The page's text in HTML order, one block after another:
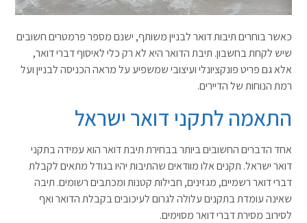
כאשר בוחרים תיבות דואר לבניין משותף, ישנם מספר פרמטרים חשובים
שיש לקחת בחשבון. תיבת הדואר היא לא רק כלי לאיסוף דברי דואר,
אלא גם פריט פונקציונלי ועיצובי שמשפיע על מראה הכניסה לבניין ועל
רמת הנוחות של הדיירים.
התאמה לתקני דואר ישראל
אחד הדברים החשובים ביותר בבחירת תיבת דואר הוא עמידה בתקני
דואר ישראל. תקנים אלו מוודאים שהתיבות יהיו בגודל מתאים לקבלת
דברי דואר רשמיים, מגזינים, חבילות קטנות ומכתבים רשומים. תיבה
שאינה עומדת בתקנים עלולה לגרום לעיכובים בקבלת הדואר ואף
לסירוב מסירת דברי דואר מסוימים.